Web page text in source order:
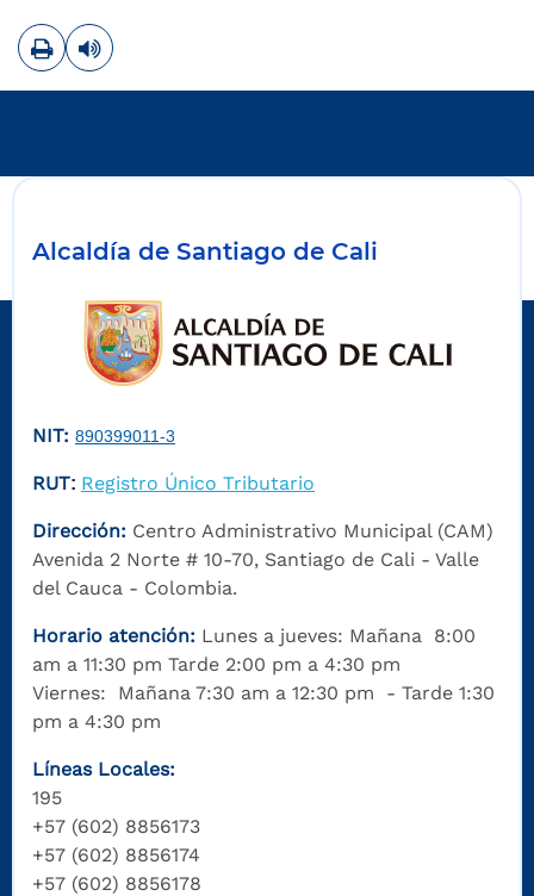
ImprimirLeer contenido
Alcaldía de Santiago de Cali
NIT: 890399011-3
RUT: Registro Único Tributario
Dirección: Centro Administrativo Municipal (CAM)
Avenida 2 Norte # 10-70, Santiago de Cali - Valle
del Cauca - Colombia.
Horario atención: Lunes a jueves: Mañana 8:00
am a 11:30 pm Tarde 2:00 pm a 4:30 pm
Viernes: Mañana 7:30 am a 12:30 pm - Tarde 1:30
pm a 4:30 pm
Líneas Locales:
195
+57 (602) 8856173
+57 (602) 8856174
+57 (602) 8856178